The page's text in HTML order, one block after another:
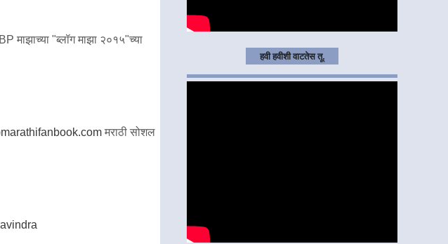
माझाच्या "ब्लॉग माझा २०१५"च्या
marathifanbook.com मराठी सोशल
हवी हवीशी वाटतेस तू.